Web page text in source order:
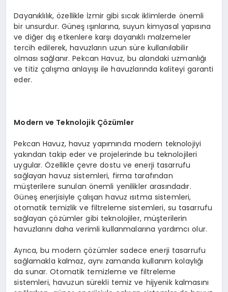
Dayanıklılık, özellikle İzmir gibi sıcak iklimlerde önemli
bir unsurdur. Güneş ışınlarına, suyun kimyasal yapısına
ve diğer dış etkenlere karşı dayanıklı malzemeler
tercih edilerek, havuzların uzun süre kullanılabilir
olması sağlanır. Pekcan Havuz, bu alandaki uzmanlığı
ve titiz çalışma anlayışı ile havuzlarında kaliteyi garanti
eder.
Modern ve Teknolojik Çözümler
Pekcan Havuz, havuz yapımında modern teknolojiyi
yakından takip eder ve projelerinde bu teknolojileri
uygular. Özellikle çevre dostu ve enerji tasarrufu
sağlayan havuz sistemleri, firma tarafından
müşterilere sunulan önemli yenilikler arasındadır.
Güneş enerjisiyle çalışan havuz ısıtma sistemleri,
otomatik temizlik ve filtreleme sistemleri, su tasarrufu
sağlayan çözümler gibi teknolojiler, müşterilerin
havuzlarını daha verimli kullanmalarına yardımcı olur.
Ayrıca, bu modern çözümler sadece enerji tasarrufu
sağlamakla kalmaz, aynı zamanda kullanım kolaylığı
da sunar. Otomatik temizleme ve filtreleme
sistemleri, havuzun sürekli temiz ve hijyenik kalmasını